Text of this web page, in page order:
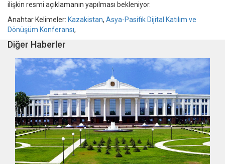
ilişkin resmi açıklamanın yapılması bekleniyor.
Anahtar Kelimeler: Kazakistan, Asya-Pasifik Dijital Katılım ve
Dönüşüm Konferansı,
Diğer Haberler